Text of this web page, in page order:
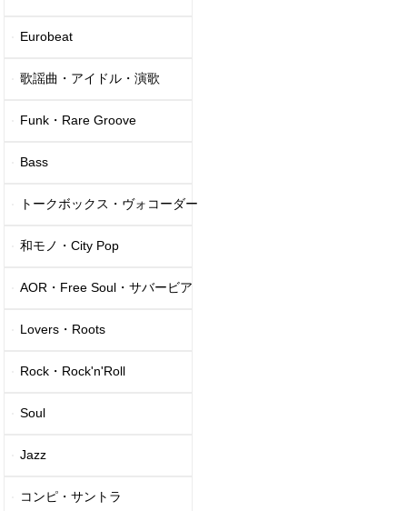
Eurobeat
歌謡曲・アイドル・演歌
Funk・Rare Groove
Bass
トークボックス・ヴォコーダー
和モノ・City Pop
AOR・Free Soul・サバービア
Lovers・Roots
Rock・Rock'n'Roll
Soul
Jazz
コンピ・サントラ